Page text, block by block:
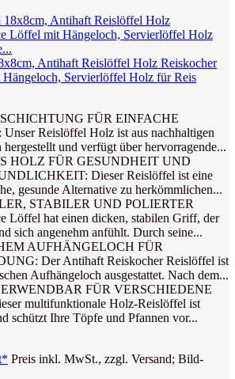
Antihaft Reislöffel Holz Reiskocher
Servierlöffel Holz für Reis
FÜR EINFACHE
Reislöffel Holz ist aus nachhaltigen
und verfügt über hervorragende...
HOLZ FÜR GESUNDHEIT UND
Dieser Reislöffel ist eine
gesunde Alternative zu herkömmlichen...
STABILER UND POLIERTER
Löffel hat einen dicken, stabilen Griff, der
sich angenehm anfühlt. Durch seine...
AUFHÄNGELOCH FÜR
Der Antihaft Reiskocher Reislöffel ist
Aufhängeloch ausgestattet. Nach dem...
FÜR VERSCHIEDENE
multifunktionale Holz-Reislöffel ist
schützt Ihre Töpfe und Pfannen vor...
Preis inkl. MwSt., zzgl. Versand; Bild-